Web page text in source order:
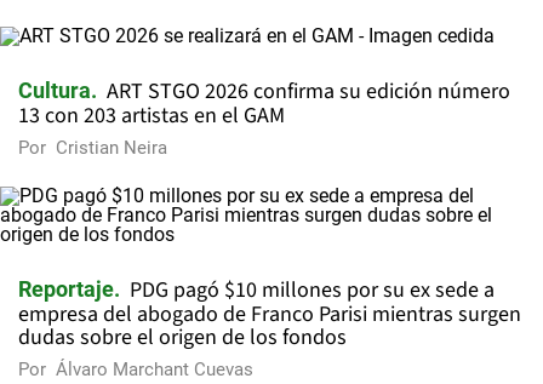
Cultura
ART STGO 2026 confirma su edición número
13 con 203 artistas en el GAM
Por Cristian Neira
Reportaje
PDG pagó $10 millones por su ex sede a
empresa del abogado de Franco Parisi mientras surgen
dudas sobre el origen de los fondos
Por Álvaro Marchant Cuevas